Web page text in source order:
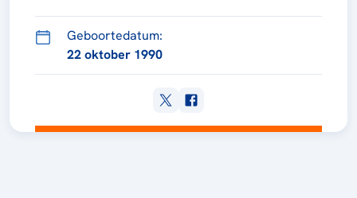
trainingen steken. Dat betaalt zich uit. Ik voel dat
ik progressie maak, dat mijn spel steeds
ga ik wekelijks kleine stapjes vooruit en kan ik
mijn golftechniek steeds iets verbeteren.” Helaas
Geboortedatum:
22 oktober 1990